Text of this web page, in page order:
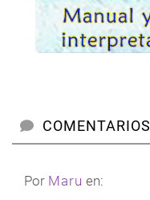
COMENTARIOS
Por Maru en: